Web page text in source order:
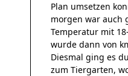
Plan umsetzen
morgen war auch
Temperatur mit
wurde dann von
Diesmal ging es
zum Tiergarten,